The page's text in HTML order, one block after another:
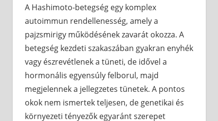
A Hashimoto-betegség egy komplex
autoimmun rendellenesség, amely a
pajzsmirigy működésének zavarát okozza. A
betegség kezdeti szakaszában gyakran enyhék
vagy észrevétlenek a tüneti, de idővel a
hormonális egyensúly felborul, majd
megjelennek a jellegzetes tünetek. A pontos
okok nem ismertek teljesen, de genetikai és
környezeti tényezők egyaránt szerepet